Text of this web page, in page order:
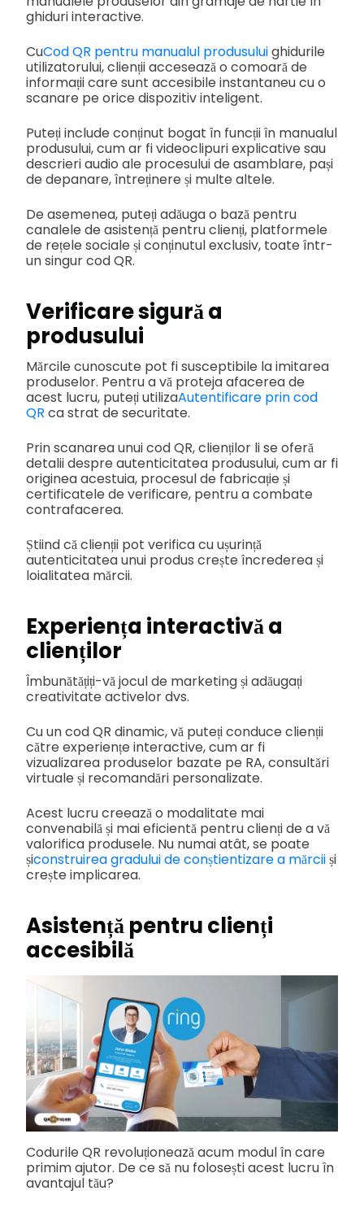
ghiduri interactive.
CuCod QR pentru manualul produsuluighidurile
utilizatorului, clienții accesează o comoară de
informații care sunt accesibile instantaneu cu o
scanare pe orice dispozitiv inteligent.
Puteți include conținut bogat în funcții în manualul
produsului, cum ar fi videoclipuri explicative sau
descrieri audio ale procesului de asamblare, pași
de depanare, întreținere și multe altele.
De asemenea, puteți adăuga o bază pentru
canalele de asistență pentru clienți, platformele
de rețele sociale și conținutul exclusiv, toate într-
un singur cod QR.
Verificare sigură a
produsului
Mărcile cunoscute pot fi susceptibile la imitarea
produselor. Pentru a vă proteja afacerea de
acest lucru, puteți utilizaAutentificare prin cod
QR ca strat de securitate.
Prin scanarea unui cod QR, clienților li se oferă
detalii despre autenticitatea produsului, cum ar fi
originea acestuia, procesul de fabricație și
certificatele de verificare, pentru a combate
contrafacerea.
Știind că clienții pot verifica cu ușurință
autenticitatea unui produs crește încrederea și
loialitatea mărcii.
Experiența interactivă a
clienților
Îmbunătățiți-vă jocul de marketing și adăugați
creativitate activelor dvs.
Cu un cod QR dinamic, vă puteți conduce clienții
către experiențe interactive, cum ar fi
vizualizarea produselor bazate pe RA, consultări
virtuale și recomandări personalizate.
Acest lucru creează o modalitate mai
convenabilă și mai eficientă pentru clienți de a vă
valorifica produsele. Nu numai atât, se poate
șiconstruirea gradului de conștientizare a mărciiși
crește implicarea.
Asistență pentru clienți
accesibilă
Codurile QR revoluționează acum modul în care
primim ajutor. De ce să nu folosești acest lucru în
avantajul tău?